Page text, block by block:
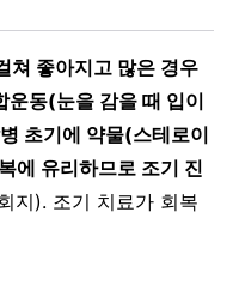
쳐 좋아지고 많은 경우
운동(눈을 감을 때 입이
초기에 약물(스테로이
에 유리하므로 조기 진
지). 조기 치료가 회복